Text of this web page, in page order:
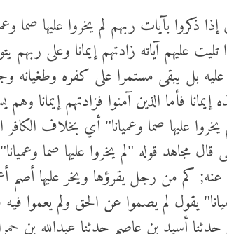
إذا ذكروا بآيات ربهم لم يخروا عليها
عليهم آياته زادتهم إيمانا وعلى
بل يبقى مستمرا على كفره وطغيانه
إيمانا فأما الذين آمنوا فزادتهم
عليها صما وعميانا" أي بخلاف
مجاهد قوله "لم يخروا عليها صما
كم من رجل يقرؤها ويخر عليها أصم
يقول لم يصموا عن الحق ولم يعموا
أسيد بن عاصم حدثنا عبدالله بن